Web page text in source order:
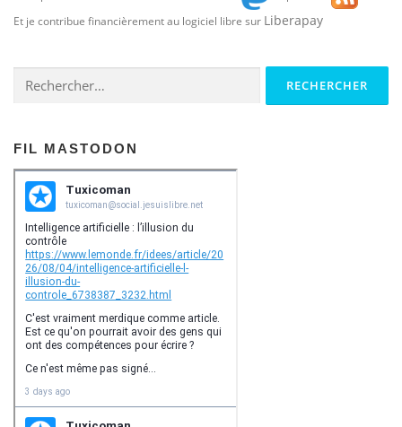
Et je contribue financièrement au logiciel libre sur Liberapay
FIL MASTODON